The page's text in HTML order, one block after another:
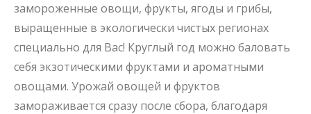
замороженные овощи, фрукты, ягоды и грибы,
выращенные в экологически чистых регионах
специально для Вас! Круглый год можно баловать
себя экзотическими фруктами и ароматными
овощами. Урожай овощей и фруктов
замораживается сразу после сбора, благодаря